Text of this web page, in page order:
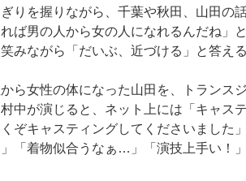
りを握りながら、千葉や秋田、山田の
ば男の人から女の人になれるんだね」
みながら「だいぶ、近づける」と答え
ら女性の体になった山田を、トランス
中が演じると、ネット上には「キャス
ぞキャスティングしてくださいました
「着物似合うなぁ…」「演技上手い！